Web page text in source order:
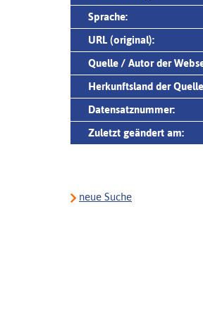
Sprache:
URL (original):
Quelle / Autor der
Herkunftsland der
Datensatznummer:
Zuletzt geändert am:
neue Suche